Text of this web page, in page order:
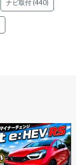
ナビ取付(440)